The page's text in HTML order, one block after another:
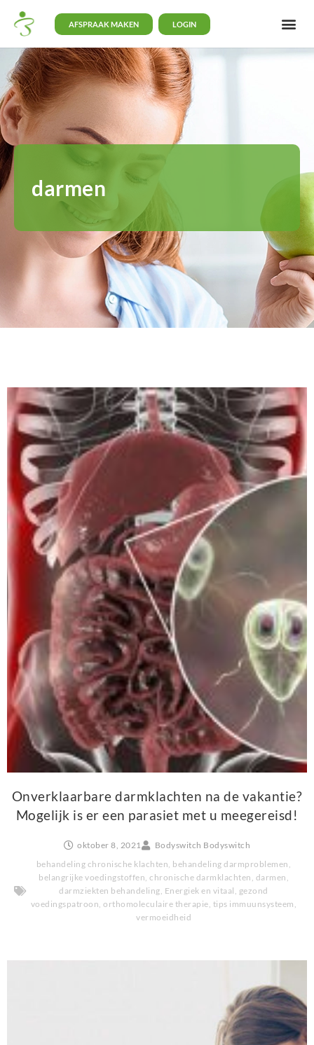
AFSPRAAK MAKEN LOGIN
darmen
Onverklaarbare darmklachten na de vakantie?
Mogelijk is er een parasiet met u meegereisd!
oktober 8, 2021
Bodyswitch Bodyswitch
behandeling chronische klachten, behandeling darmproblemen ,
belangrijke voedingstoffen, chronische darmklachten , darmen ,
darmziekten behandeling, Energiek en vitaal , gezond
voedingspatroon,orthomoleculaire therapie, tips immuunsysteem ,
vermoeidheid